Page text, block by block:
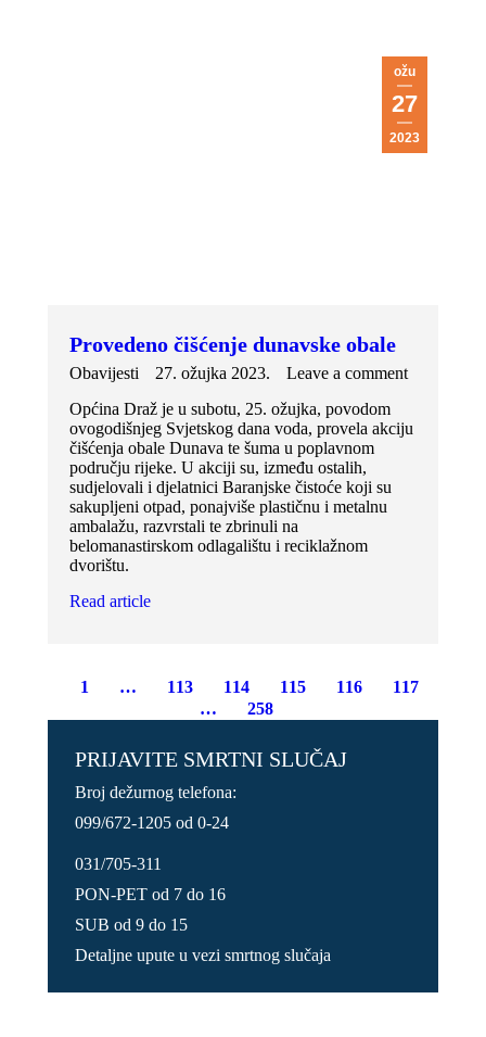
ožu
27
2023
Provedeno čišćenje dunavske obale
Obavijesti 27. ožujka 2023.
Leave a comment
Općina Draž je u subotu, 25. ožujka, povodom
ovogodišnjeg Svjetskog dana voda, provela akciju
čišćenja obale Dunava te šuma u poplavnom
području rijeke. U akciji su, između ostalih,
sudjelovali i djelatnici Baranjske čistoće koji su
sakupljeni otpad, ponajviše plastičnu i metalnu
ambalažu, razvrstali te zbrinuli na
belomanastirskom odlagalištu i reciklažnom
dvorištu.
Read article
1 … 113 114 115 116
117
…
258
PRIJAVITE SMRTNI SLUČAJ
Broj dežurnog telefona:
099/672-1205 od 0-24
031/705-311
PON-PET od 7 do 16
SUB od 9 do 15
Detaljne upute u vezi smrtnog slučaja